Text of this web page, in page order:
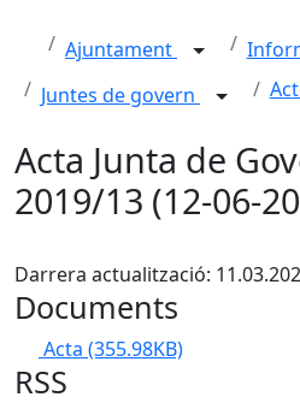
Ajuntament
Juntes de govern
Acta Junta de
2019/13 (12-06-
Darrera actualització:
Documents
Acta (355.98KB)
RSS